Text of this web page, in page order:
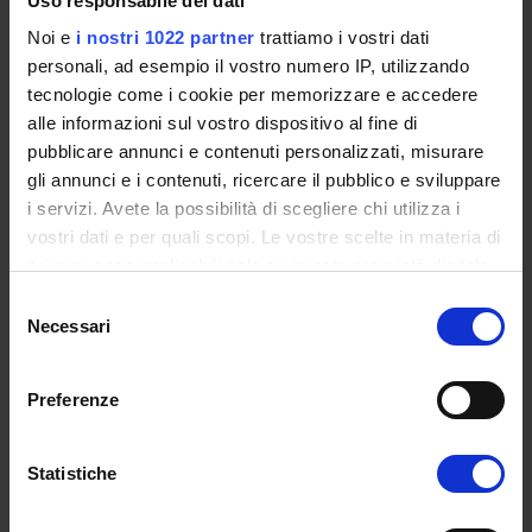
Noi e i nostri 1022 partner trattiamo i vostri dati
personali, ad esempio il vostro numero IP, utilizzando
tecnologie come i cookie per memorizzare e accedere
alle informazioni sul vostro dispositivo al fine di
pubblicare annunci e contenuti personalizzati, misurare
gli annunci e i contenuti, ricercare il pubblico e sviluppare
i servizi. Avete la possibilità di scegliere chi utilizza i
vostri dati e per quali scopi. Le vostre scelte in materia di
modificare o revocare il proprio consenso in qualsiasi
momento dalla Dichiarazione sui cookie o facendo clic
raccogliere informazioni sulla tua posizione
geografica, con un'approssimazione di qualche
delNecessari
Preferenze
Statistiche
Modalità esami
Due esami scritti da 30 domande l’uno a risposta
multipla.
Prova finale da 1 CFU costituita da un ulteriore
esame da 10 domande inerenti tematiche
trasversali del master e cultura generale del
mondo scuola.
1 punto in graduatoria